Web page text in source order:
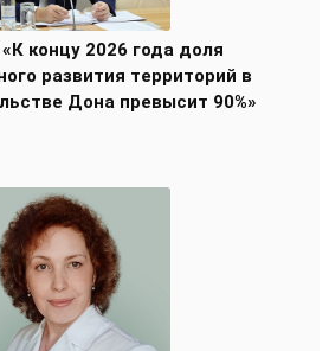
концу 2026 года доля
развития территорий в
Дона превысит 90%»